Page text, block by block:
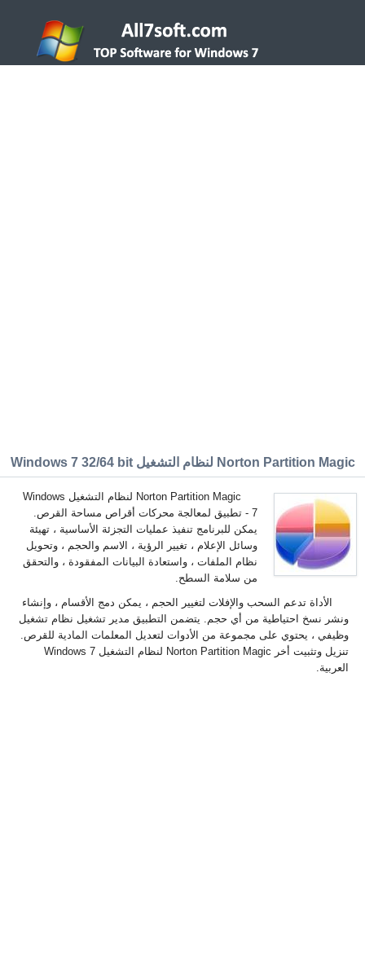
Norton Partition Magic لنظام التشغيل Windows 7 32/64 bit
Norton Partition Magic لنظام التشغيل Windows
7 - تطبيق لمعالجة محركات أقراص مساحة القرص.
يمكن للبرنامج تنفيذ عمليات التجزئة الأساسية ، تهيئة
وسائل الإعلام ، تغيير الرؤية ، الاسم والحجم ، وتحويل
نظام الملفات ، واستعادة البيانات المفقودة ، والتحقق
من سلامة السطح.
الأداة تدعم السحب والإفلات لتغيير الحجم ، يمكن دمج الأقسام ، وإنشاء
ونشر نسخ احتياطية من أي حجم. يتضمن التطبيق مدير تشغيل نظام تشغيل
وظيفي ، يحتوي على مجموعة من الأدوات لتعديل المعلمات المادية للقرص.
تنزيل وتثبيت أخر Norton Partition Magic لنظام التشغيل Windows 7
العربية.